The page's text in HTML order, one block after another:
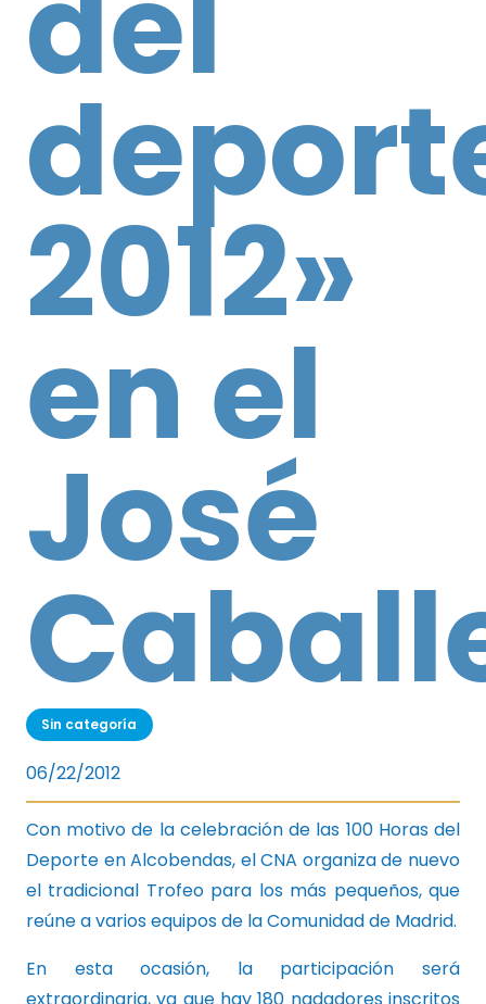
2012»
en el
José
Sin categoría
06/22/2012
Con motivo de la celebración de las 100 Horas del
Deporte en Alcobendas, el CNA organiza de nuevo
el tradicional Trofeo para los más pequeños, que
reúne a varios equipos de la Comunidad de Madrid.
En esta ocasión, la participación será